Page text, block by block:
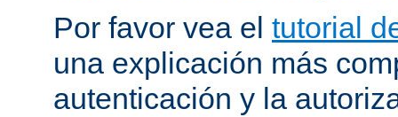
Por favor vea el tutorial
una explicación más
autenticación y la